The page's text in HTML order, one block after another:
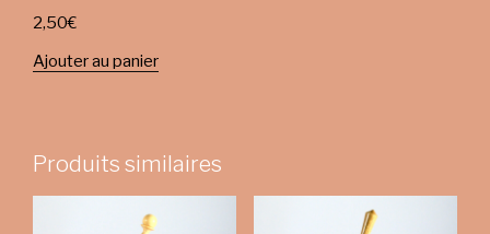
2,50€
Ajouter au panier
Produits similaires